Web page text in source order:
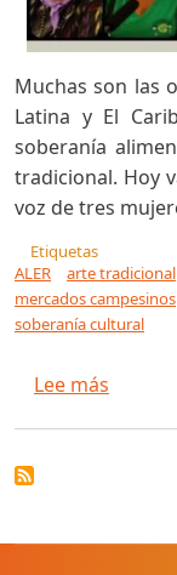
Muchas son las
Latina y El
soberanía
tradicional. Hoy
voz de tres
Etiquetas
ALER
arte tradicional
mercados campesinos
soberanía cultural
Lee más